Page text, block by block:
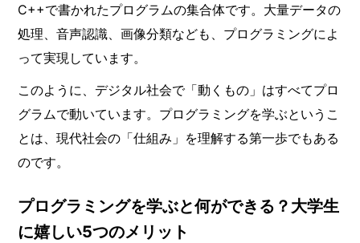
C++で書かれたプログラムの集合体です。大量データの
処理、音声認識、画像分類なども、プログラミングによ
って実現しています。
このように、デジタル社会で「動くもの」はすべてプロ
グラムで動いています。プログラミングを学ぶというこ
とは、現代社会の「仕組み」を理解する第一歩でもある
のです。
プログラミングを学ぶと何ができる？大学生
に嬉しい5つのメリット